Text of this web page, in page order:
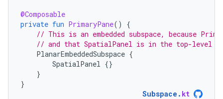
@Composable
private fun PrimaryPane()
{
// This is an embedded subspace, because
// and that SpatialPanel is in the top-level
PlanarEmbeddedSubspace {
SpatialPanel {}
}
}
Subspace . kt